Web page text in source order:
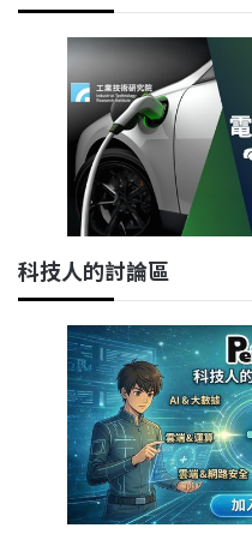
科技人的討論區